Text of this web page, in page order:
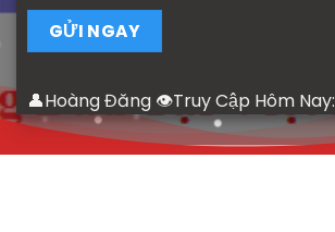
👤Hoàng Đăng 👁Truy Cập Hôm Nay: